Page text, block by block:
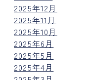
2025年12月
2025年11月
2025年10月
2025年6月
2025年5月
2025年4月